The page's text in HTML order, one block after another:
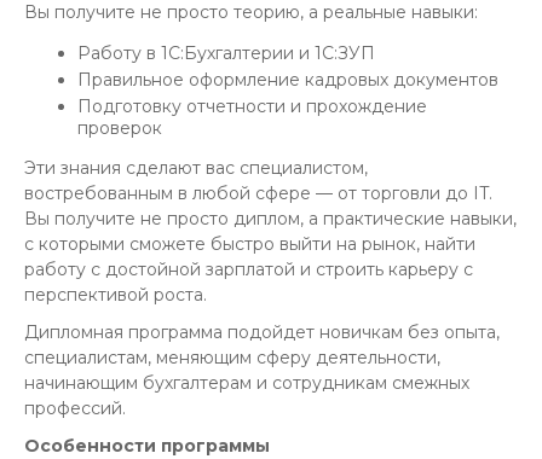
Вы получите не просто теорию, а реальные навыки:
Работу в 1С:Бухгалтерии и 1С:ЗУП
Правильное оформление кадровых документов
Подготовку отчетности и прохождение
проверок
Эти знания сделают вас специалистом,
востребованным в любой сфере — от торговли до IT.
Вы получите не просто диплом, а практические навыки,
с которыми сможете быстро выйти на рынок, найти
работу с достойной зарплатой и строить карьеру с
перспективой роста.
Дипломная программа подойдет новичкам без опыта,
специалистам, меняющим сферу деятельности,
начинающим бухгалтерам и сотрудникам смежных
профессий.
Особенности программы